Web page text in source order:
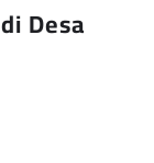
Desa